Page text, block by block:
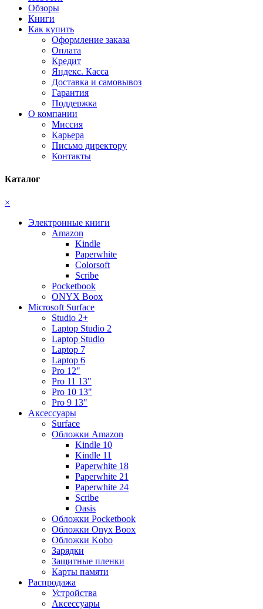
Обзоры
Книги
Как купить
Оформление заказа
Оплата
Кредит
Яндекс. Касса
Доставка и самовывоз
Гарантия
Поддержка
О компании
Миссия
Карьера
Письмо директору
Контакты
Каталог
×
Электронные книги
Amazon
Kindle
Paperwhite
Colorsoft
Scribe
Pocketbook
ONYX Boox
Microsoft Surface
Studio 2+
Laptop Studio 2
Laptop Studio
Laptop 7
Laptop 6
Pro 12"
Pro 11 13"
Pro 10 13"
Pro 9 13"
Аксессуары
Surface
Обложки Amazon
Kindle 10
Kindle 11
Paperwhite 18
Paperwhite 21
Paperwhite 24
Scribe
Oasis
Обложки Pocketbook
Обложки Onyx Boox
Обложки Kobo
Зарядки
Защитные пленки
Карты памяти
Распродажа
Устройства
Аксессуары